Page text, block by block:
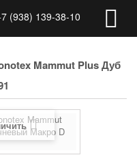
(938) 139-38-10
Mammut Plus Дуб